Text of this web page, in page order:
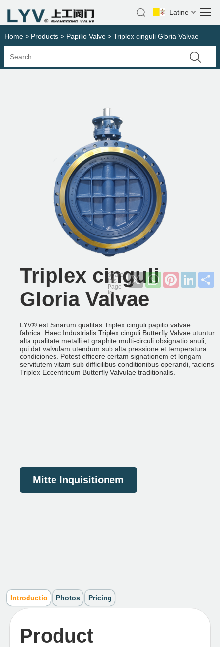
Latine
Home > Products> Papilio Valve> Triplex cinguli Gloria Valvae
Triplex cinguli
Gloria Valvae
LYV®️ est Sinarum qualitas Triplex cinguli papilio valvae
fabrica. Haec Industrialis Triplex cinguli Butterfly Valvae utuntur
alta qualitate metalli et graphite multi-circuli obsignatio anuli,
qui dat valvulam utendum sub alta pressione et temperatura
condiciones. Potest efficere certam signationem et longam
servitutem vitam sub difficilibus conditionibus operandi, faciens
Triplex Eccentricum Butterfly Valvulae traditionalis.
Mitte Inquisitionem
X WhatsAppPinterest
Introductio Photos Pricing
Product